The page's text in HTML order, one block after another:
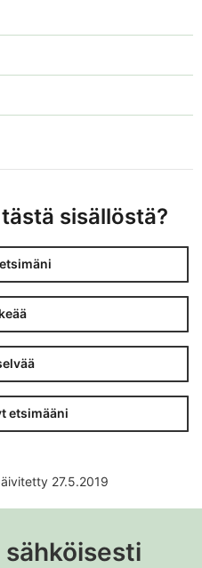
sisällöstä?
etsimääni
27.5.2019